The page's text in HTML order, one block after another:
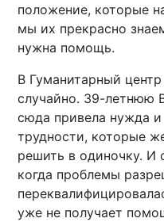
положение, которые
мы их прекрасно
нужна помощь.
В Гуманитарный
случайно. 39-летнюю
сюда привела нужда
трудности, которые
решить в одиночку. И
когда проблемы
уже не получает